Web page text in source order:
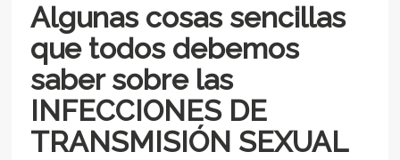
Algunas cosas sencillas
que todos debemos
saber sobre las
INFECCIONES DE
TRANSMISIÓN SEXUAL